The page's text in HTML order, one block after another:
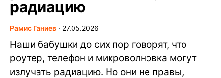
радиацию
Рамис Ганиев ∙ 27.05.2026
Наши бабушки до сих пор говорят, что
роутер, телефон и микроволновка могут
излучать радиацию. Но они не правы,